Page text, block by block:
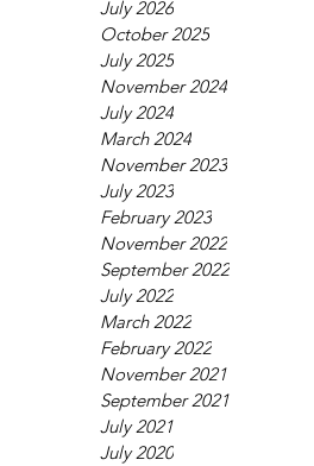
July 2026
October 2025
July 2025
November 2024
July 2024
March 2024
November 2023
July 2023
February 2023
November 2022
September 2022
July 2022
March 2022
February 2022
November 2021
September 2021
July 2021
July 2020